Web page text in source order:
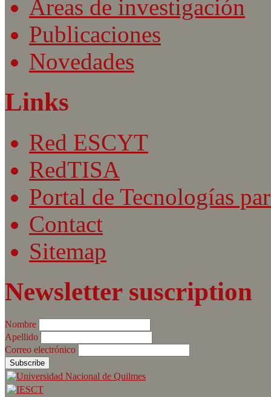
Áreas de investigación
Publicaciones
Novedades
Links
Red ESCYT
RedTISA
Portal de Tecnologías
Contact
Sitemap
Newsletter suscription
Nombre
Apellido
Correo electrónico